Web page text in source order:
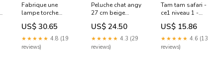
Fabrique une
lampe torche
beige Réveil
US$ 30.65
★★★★★ 4.8 (19
reviews)
Peluche chat angy
27 cm beige
Corolle
US$ 24.50
★★★★★ 4.3 (29
reviews)
Tam tam safari -
ce1 niveau 1 -
jouet éducatif
pour enfants
multicolore
Coffret cadeau
US$ 15.86
★★★★★ 4.6 (13
reviews)